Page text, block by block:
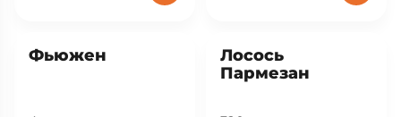
Фьюжен
Лосось
Пармезан